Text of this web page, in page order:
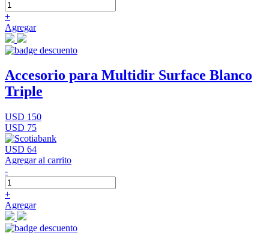
+
Agregar
Accesorio para Multidir Surface Blanco
Triple
USD 150
USD 75
USD 64
Agregar al carrito
-
+
Agregar